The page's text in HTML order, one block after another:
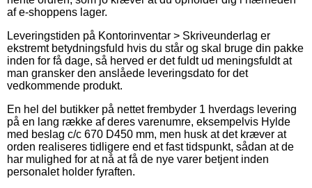
af e-shoppens lager.
Leveringstiden på Kontorinventar > Skriveunderlag er
ekstremt betydningsfuld hvis du står og skal bruge din pakke
inden for få dage, så herved er det fuldt ud meningsfuldt at
man gransker den anslåede leveringsdato for det
vedkommende produkt.
En hel del butikker på nettet frembyder 1 hverdags levering
på en lang række af deres varenumre, eksempelvis Hylde
med beslag c/c 670 D450 mm, men husk at det kræver at
orden realiseres tidligere end et fast tidspunkt, sådan at de
har mulighed for at nå at få de nye varer betjent inden
personalet holder fyraften.